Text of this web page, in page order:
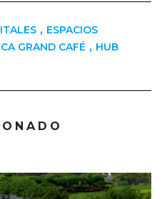
, ESPACIOS
GRAND CAFÉ , HUB